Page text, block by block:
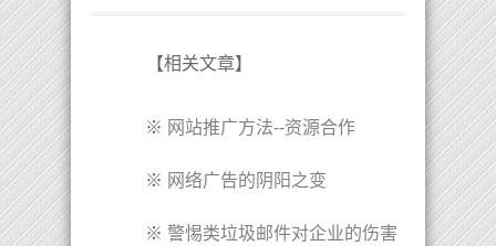
【相关文章】
※ 网站推广方法--资源合作
※ 网络广告的阴阳之变
※ 警惕类垃圾邮件对企业的伤害